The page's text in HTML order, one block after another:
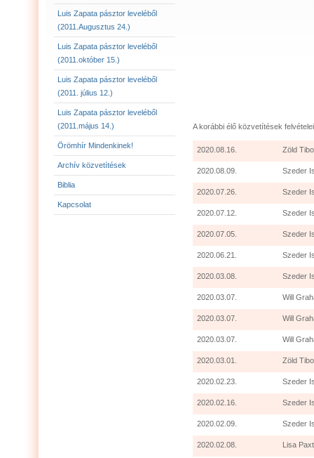
Luis Zapata pásztor leveléből
(2011.Augusztus 24.)
Luis Zapata pásztor leveléből
(2011.október 15.)
Luis Zapata pásztor leveléből
(2011. július 12.)
Luis Zapata pásztor leveléből
(2011.május 14.)
Örömhír Mindenkinek!
Archív közvetítések
Biblia
Kapcsolat
A korábbi élő közvetítések
2020.08.16. Zöld
2020.08.09. Szeder
2020.07.26. Szeder
2020.07.12. Szeder
2020.07.05. Szeder
2020.06.21. Szeder
2020.03.08. Szeder
2020.03.07. Will
2020.03.07. Will
2020.03.07. Will
2020.03.01. Zöld
2020.02.23. Szeder
2020.02.16. Szeder
2020.02.09. Szeder
2020.02.08. Lisa